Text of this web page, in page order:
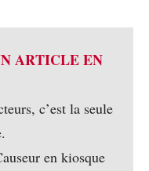
ARTICLE EN
c’est la seule
en kiosque